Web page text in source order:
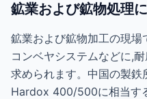
鉱業および鉱物処理
鉱業および鉱物加工の現場
コンベヤシステムなどに,
求められます。中国の製
Hardox 400/500に相当す